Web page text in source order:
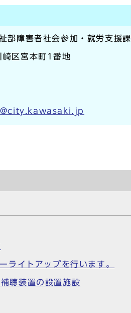
部障害者社会参加・就労支援課
区宮本町1番地
ライトアップを行います。
聴装置の設置施設